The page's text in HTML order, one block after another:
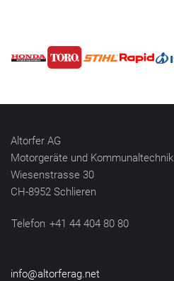
Altorfer AG
Motorgeräte und Kommunaltechnik
Wiesenstrasse 30
CH-8952 Schlieren
Telefon +41 44 404 80 80
info@altorferag.net